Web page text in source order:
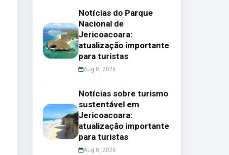
Notícias do Parque
Nacional de
Jericoacoara:
atualização importante
para turistas
Aug 8, 2026
Notícias sobre turismo
sustentável em
Jericoacoara:
atualização importante
para turistas
Aug 8, 2026